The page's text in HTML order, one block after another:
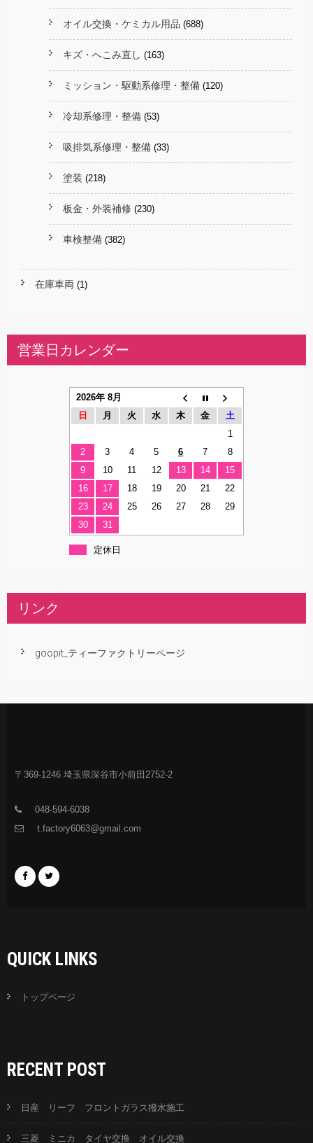
オイル交換・ケミカル用品 (688)
キズ・へこみ直し (163)
ミッション・駆動系修理・整備 (120)
冷却系修理・整備 (53)
吸排気系修理・整備 (33)
塗装 (218)
板金・外装補修 (230)
車検整備 (382)
在庫車両 (1)
営業日カレンダー
2026年 8月
日
月 火 水 木 金
土
1
2
3 4 5 6 7
8
9
10 11 12 13 14
15
16
17 18 19 20 21
22
23
24 25 26 27 28
29
30
31
定休日
リンク
goopit_ティーファクトリーページ
〒369-1246 埼玉県深谷市小前田2752-2
048-594-6038
t.factory6063@gmail.com
QUICK LINKS
トップページ
RECENT POST
日産 リーフ フロントガラス撥水施工
三菱 ミニカ タイヤ交換 オイル交換